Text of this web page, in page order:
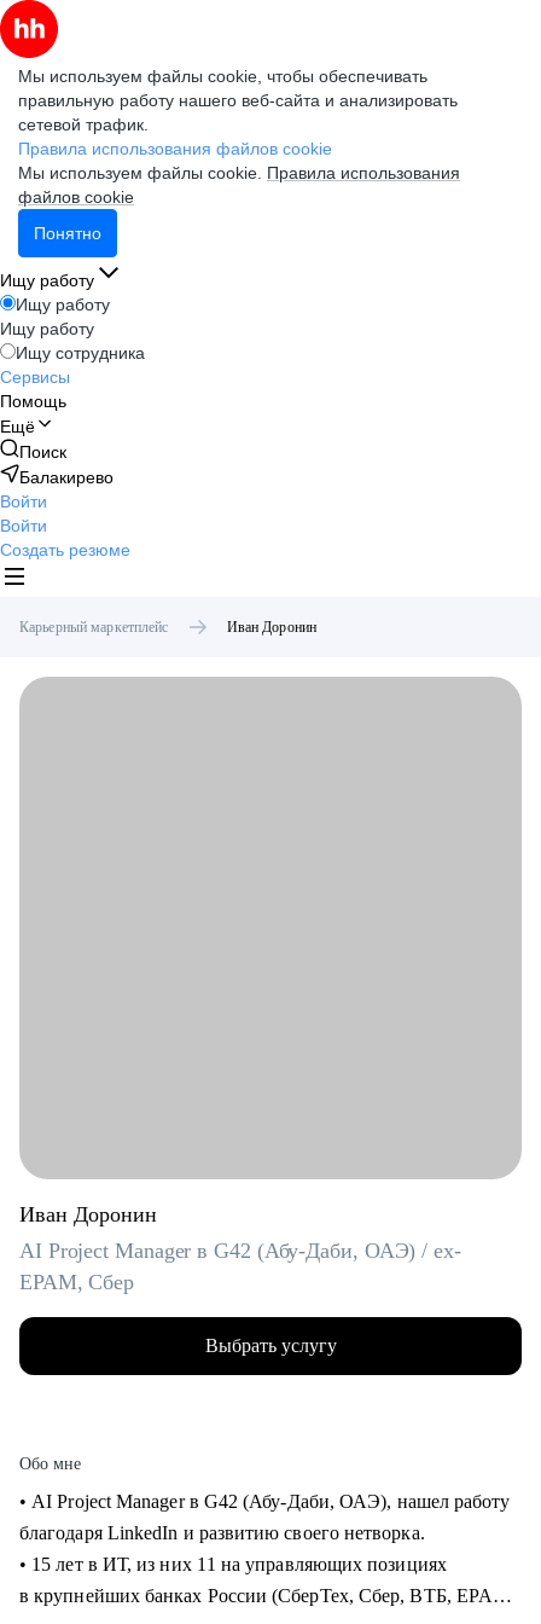
Мы используем файлы cookie, чтобы обеспечивать
правильную работу нашего веб-сайта и анализировать
сетевой трафик.
Правила использования файлов cookie
Мы используем файлы cookie. Правила использования
файлов cookie
Понятно
Ищу работу
Ищу работу
Ищу работу
Ищу сотрудника
Сервисы
Помощь
Ещё
Поиск
Балакирево
Войти
Войти
Создать резюме
Карьерный маркетплейс Иван Доронин
Иван Доронин
AI Project Manager в G42 (Абу-Даби, ОАЭ) / ex-
EPAM, Сбер
Выбрать услугу
Обо мне
• AI Project Manager в G42 (Абу-Даби, ОАЭ), нашел работу
благодаря LinkedIn и развитию своего нетворка.
• 15 лет в ИТ, из них 11 на управляющих позициях
в крупнейших банках России (СберТех, Сбер, ВТБ, EPAM).